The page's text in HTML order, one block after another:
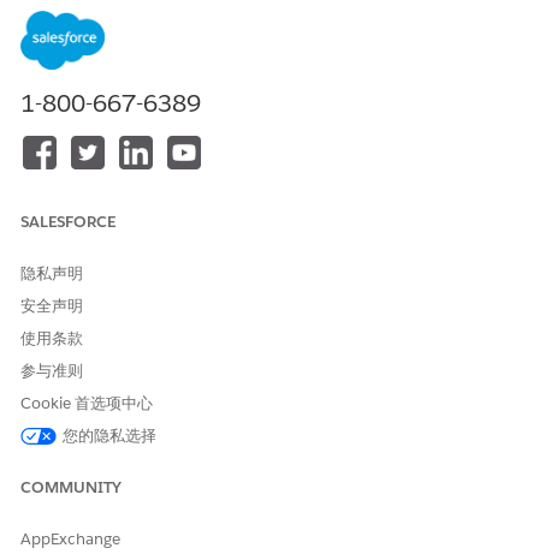
1-800-667-6389
SALESFORCE
隐私声明
安全声明
使用条款
参与准则
Cookie 首选项中心
您的隐私选择
COMMUNITY
AppExchange